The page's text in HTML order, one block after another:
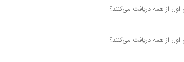
اول از همه دریافت می‌کنند؟
اول از همه دریافت می‌کنند؟